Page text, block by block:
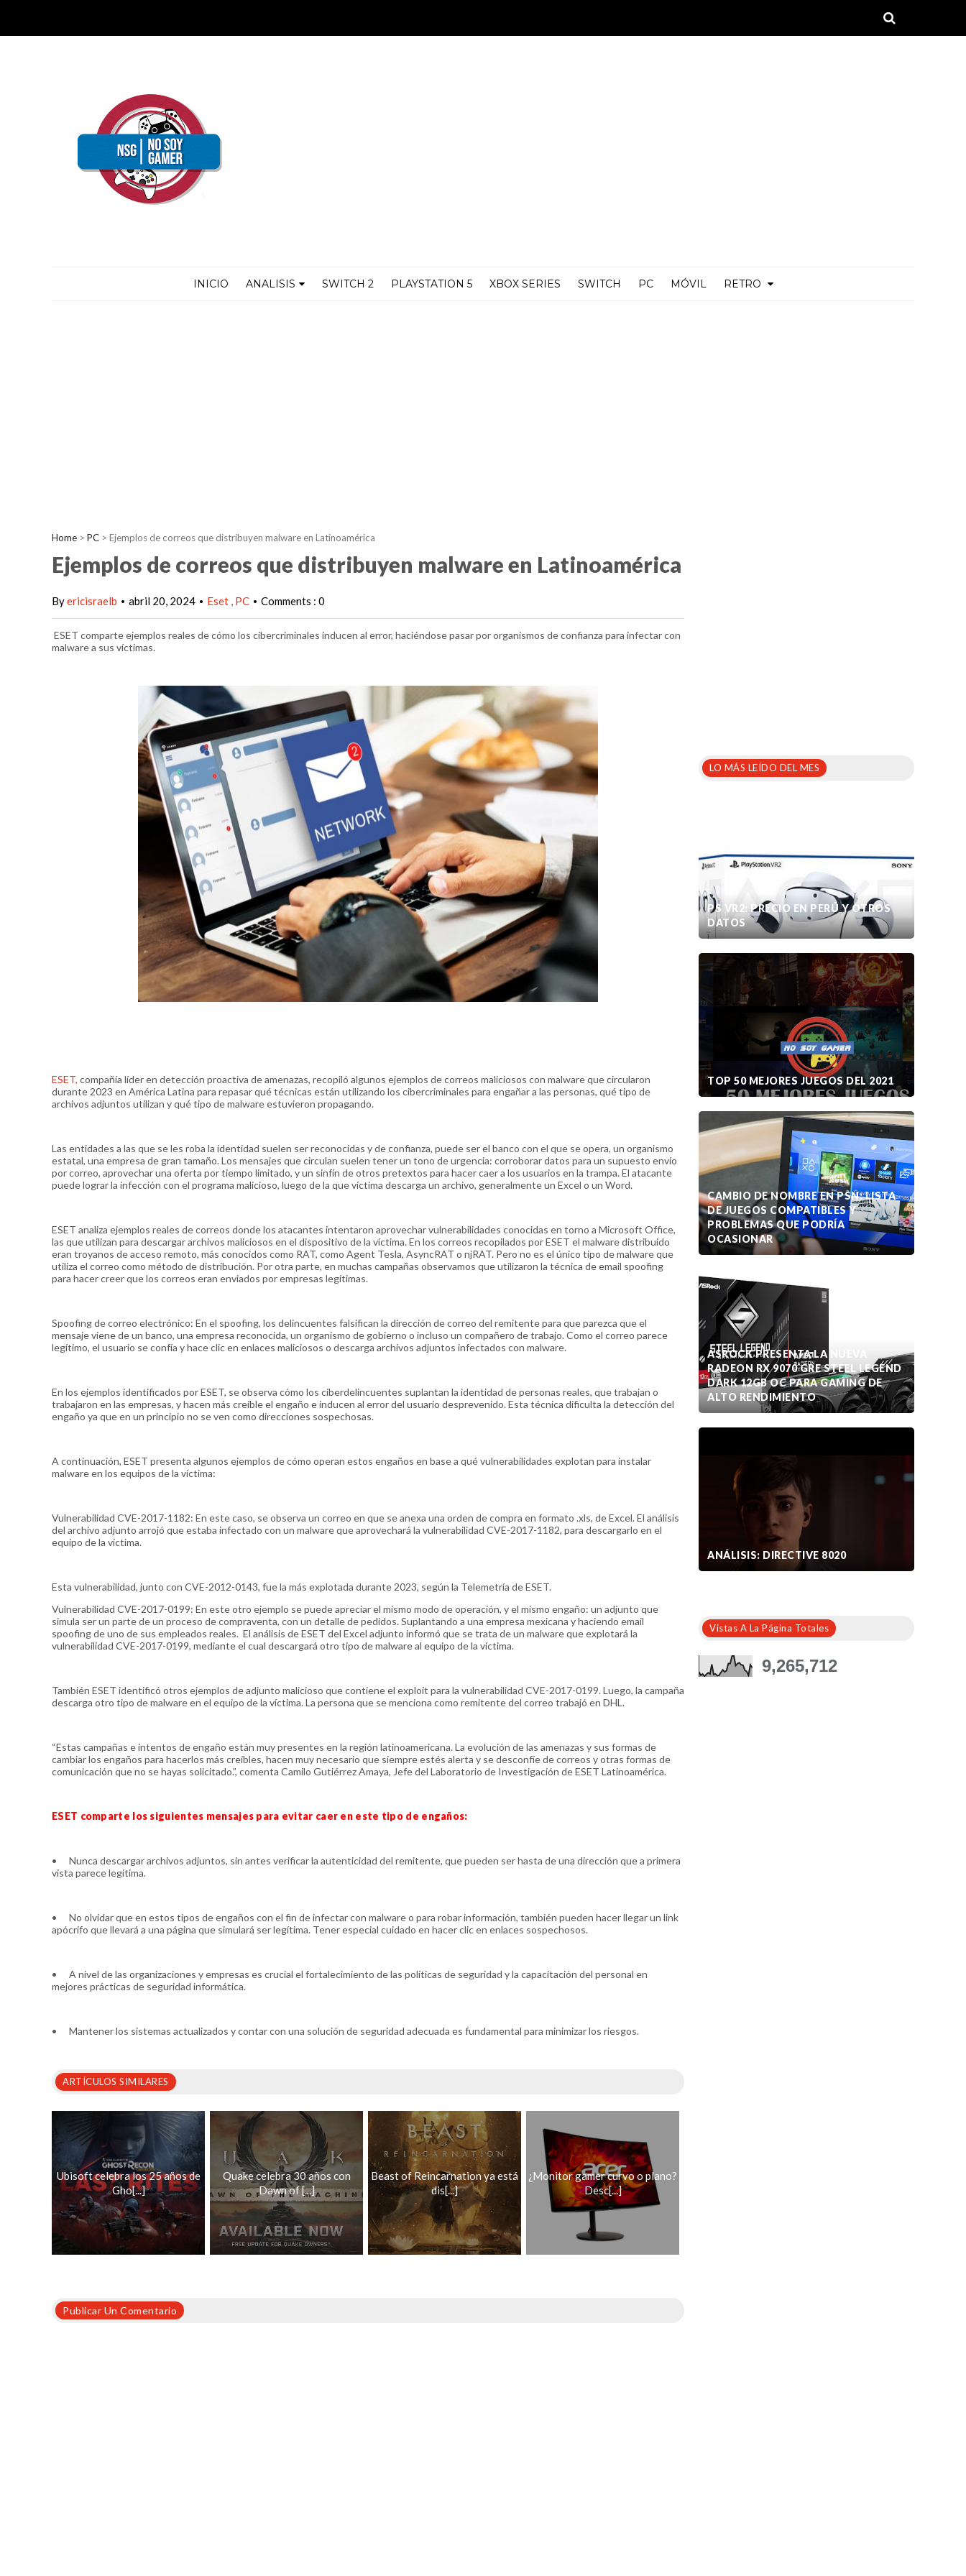
INICIO ANALISIS SWITCH 2 PLAYSTATION 5 XBOX SERIES SWITCH PC MÓVIL RETRO
Home > PC > Ejemplos de correos que distribuyen malware en Latinoamérica
Ejemplos de correos que distribuyen malware en Latinoamérica
Byericisraelb • abril 20, 2024 • Eset PC • Comments : 0
ESET comparte ejemplos reales de cómo los cibercriminales inducen al error, haciéndose pasar por organismos de confianza para infectar con
malware a sus víctimas.
ESET, compañía líder en detección proactiva de amenazas, recopiló algunos ejemplos de correos maliciosos con malware que circularon
durante 2023 en América Latina para repasar qué técnicas están utilizando los cibercriminales para engañar a las personas, qué tipo de
archivos adjuntos utilizan y qué tipo de malware estuvieron propagando.
Las entidades a las que se les roba la identidad suelen ser reconocidas y de confianza, puede ser el banco con el que se opera, un organismo
estatal, una empresa de gran tamaño. Los mensajes que circulan suelen tener un tono de urgencia: corroborar datos para un supuesto envío
por correo, aprovechar una oferta por tiempo limitado, y un sinfín de otros pretextos para hacer caer a los usuarios en la trampa. El atacante
puede lograr la infección con el programa malicioso, luego de la que víctima descarga un archivo, generalmente un Excel o un Word.
ESET analiza ejemplos reales de correos donde los atacantes intentaron aprovechar vulnerabilidades conocidas en torno a Microsoft Office,
las que utilizan para descargar archivos maliciosos en el dispositivo de la víctima. En los correos recopilados por ESET el malware distribuido
eran troyanos de acceso remoto, más conocidos como RAT, como Agent Tesla, AsyncRAT o njRAT. Pero no es el único tipo de malware que
utiliza el correo como método de distribución. Por otra parte, en muchas campañas observamos que utilizaron la técnica de email spoofing
para hacer creer que los correos eran enviados por empresas legítimas.
Spoofing de correo electrónico: En el spoofing, los delincuentes falsifican la dirección de correo del remitente para que parezca que el
mensaje viene de un banco, una empresa reconocida, un organismo de gobierno o incluso un compañero de trabajo. Como el correo parece
legítimo, el usuario se confía y hace clic en enlaces maliciosos o descarga archivos adjuntos infectados con malware.
En los ejemplos identificados por ESET, se observa cómo los ciberdelincuentes suplantan la identidad de personas reales, que trabajan o
trabajaron en las empresas, y hacen más creíble el engaño e inducen al error del usuario desprevenido. Esta técnica dificulta la detección del
engaño ya que en un principio no se ven como direcciones sospechosas.
A continuación, ESET presenta algunos ejemplos de cómo operan estos engaños en base a qué vulnerabilidades explotan para instalar
malware en los equipos de la víctima:
Vulnerabilidad CVE-2017-1182: En este caso, se observa un correo en que se anexa una orden de compra en formato .xls, de Excel. El análisis
del archivo adjunto arrojó que estaba infectado con un malware que aprovechará la vulnerabilidad CVE-2017-1182, para descargarlo en el
equipo de la víctima.
Esta vulnerabilidad, junto con CVE-2012-0143, fue la más explotada durante 2023, según la Telemetría de ESET.
Vulnerabilidad CVE-2017-0199: En este otro ejemplo se puede apreciar el mismo modo de operación, y el mismo engaño: un adjunto que
simula ser un parte de un proceso de compraventa, con un detalle de pedidos. Suplantando a una empresa mexicana y haciendo email
spoofing de uno de sus empleados reales. El análisis de ESET del Excel adjunto informó que se trata de un malware que explotará la
vulnerabilidad CVE-2017-0199, mediante el cual descargará otro tipo de malware al equipo de la víctima.
También ESET identificó otros ejemplos de adjunto malicioso que contiene el exploit para la vulnerabilidad CVE-2017-0199. Luego, la campaña
descarga otro tipo de malware en el equipo de la víctima. La persona que se menciona como remitente del correo trabajó en DHL.
“Estas campañas e intentos de engaño están muy presentes en la región latinoamericana. La evolución de las amenazas y sus formas de
cambiar los engaños para hacerlos más creíbles, hacen muy necesario que siempre estés alerta y se desconfíe de correos y otras formas de
comunicación que no se hayas solicitado.”, comenta Camilo Gutiérrez Amaya, Jefe del Laboratorio de Investigación de ESET Latinoamérica.
ESET comparte los siguientes mensajes para evitar caer en este tipo de engaños:
•
Nunca descargar archivos adjuntos, sin antes verificar la autenticidad del remitente, que pueden ser hasta de una dirección que a primera
vista parece legítima.
•
No olvidar que en estos tipos de engaños con el fin de infectar con malware o para robar información, también pueden hacer llegar un link
apócrifo que llevará a una página que simulará ser legítima. Tener especial cuidado en hacer clic en enlaces sospechosos.
•
A nivel de las organizaciones y empresas es crucial el fortalecimiento de las políticas de seguridad y la capacitación del personal en
mejores prácticas de seguridad informática.
• Mantener los sistemas actualizados y contar con una solución de seguridad adecuada es fundamental para minimizar los riesgos.
ARTÍCULOS SIMILARES
Ubisoft celebra los 25 años de
Gho[...]
Quake celebra 30 años con
Dawn of [...]
Beast of Reincarnation ya está
dis[...]
¿Monitor gamer curvo o plano?
Desc[...]
Publicar Un Comentario
LO MÁS LEÍDO DEL MES
PS VR2: PRECIO EN PERÚ Y OTROS
DATOS
TOP 50 MEJORES JUEGOS DEL 2021
CAMBIO DE NOMBRE EN PSN: LISTA
DE JUEGOS COMPATIBLES Y
PROBLEMAS QUE PODRÍA
OCASIONAR
ASROCK PRESENTA LA NUEVA
RADEON RX 9070 GRE STEEL LEGEND
DARK 12GB OC PARA GAMING DE
ALTO RENDIMIENTO
ANÁLISIS: DIRECTIVE 8020
Vistas A La Página Totales
9,265,712